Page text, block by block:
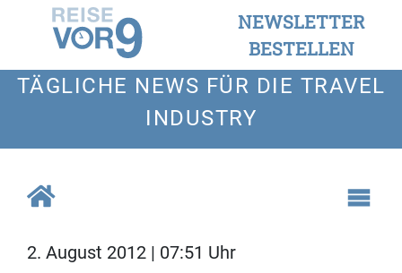
NEWSLETTER
BESTELLEN
TÄGLICHE NEWS FÜR DIE TRAVEL
INDUSTRY
2. August 2012 | 07:51 Uhr